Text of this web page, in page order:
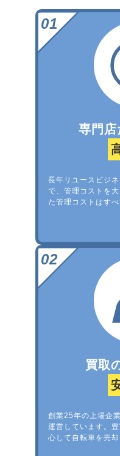
専門店
長年リユースビジ
で、管理コストを
た管理コストはす
買取
創業25年の上場企
運営しています。
心して自転車を売却